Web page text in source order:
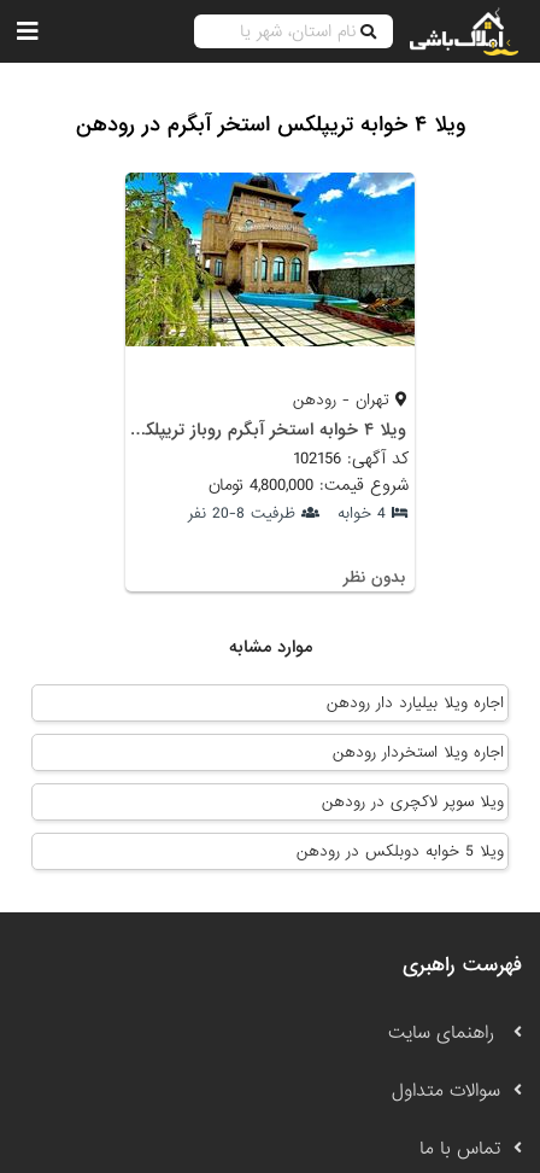
ویلا ۴ خوابه تریپلکس استخر آبگرم در رودهن
تهران - رودهن
ویلا ۴ خوابه استخر آبگرم روباز تریپلکس رودهن
کد آگهی: 102156
شروع قیمت: 4,800,000 تومان
4 خوابه ظرفیت 8-20 نفر
بدون نظر
موارد مشابه
اجاره ویلا بیلیارد دار رودهن
اجاره ویلا استخردار رودهن
ویلا سوپر لاکچری در رودهن
ویلا 5 خوابه دوبلکس در رودهن
فهرست راهبری
راهنمای سایت
سوالات متداول
تماس با ما